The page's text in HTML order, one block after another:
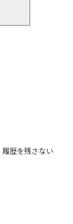
履歴を残さない